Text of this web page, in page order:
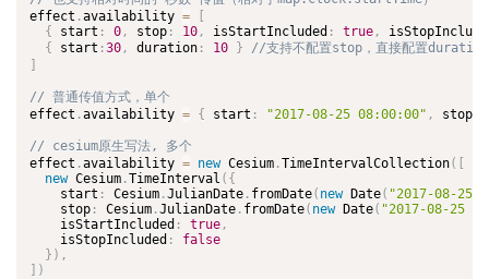
effect .availability =
{
start : 0 , stop : 10 , isStartIncluded : true ,
{
start :30 , duration : 10
}
effect .availability = { start : "2017-08-25 08:00:00" , stop
effect .availability = new Cesium .TimeIntervalCollection(
new Cesium .TimeInterval ( {
    start
: Cesium .JulianDate . fromDate( new Date( "2017-08-25
    stop
: Cesium .JulianDate . fromDate( new Date( "2017-08-25
    isStartIncluded
: true ,
    isStopIncluded
:
false
} ) ,
)